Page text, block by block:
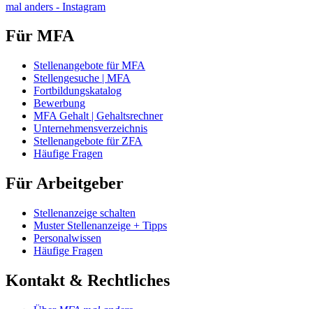
mal anders - Instagram
Für MFA
Stellenangebote für MFA
Stellengesuche | MFA
Fortbildungskatalog
Bewerbung
MFA Gehalt | Gehaltsrechner
Unternehmensverzeichnis
Stellenangebote für ZFA
Häufige Fragen
Für Arbeitgeber
Stellenanzeige schalten
Muster Stellenanzeige + Tipps
Personalwissen
Häufige Fragen
Kontakt & Rechtliches